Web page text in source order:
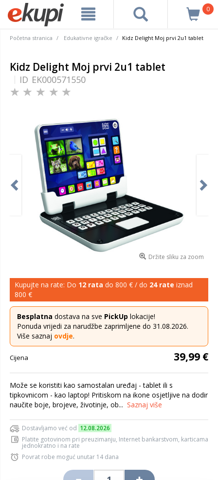
0
Početna stranica Edukativne igračke Kidz Delight Moj prvi 2u1 tablet
Kidz Delight Moj prvi 2u1 tablet
ID EK000571550
Držite sliku za zoom
Kupujte na rate: Do 12 rata do 800 € / do 24 rate iznad
800 €
Besplatna dostava na sve PickUp lokacije!
Ponuda vrijedi za narudžbe zaprimljene do 31.08.2026.
Više saznaj ovdje.
Cijena 39,99 €
Može se koristiti kao samostalan uređaj - tablet ili s
tipkovnicom - kao laptop! Pritiskom na ikone osjetljive na dodir
naučite boje, brojeve, životinje, ob... Saznaj više
Dostavljamo već od 12.08.2026
Platite gotovinom pri preuzimanju, Internet bankarstvom, karticama
jednokratno i na rate
Povrat robe moguć unutar 14 dana